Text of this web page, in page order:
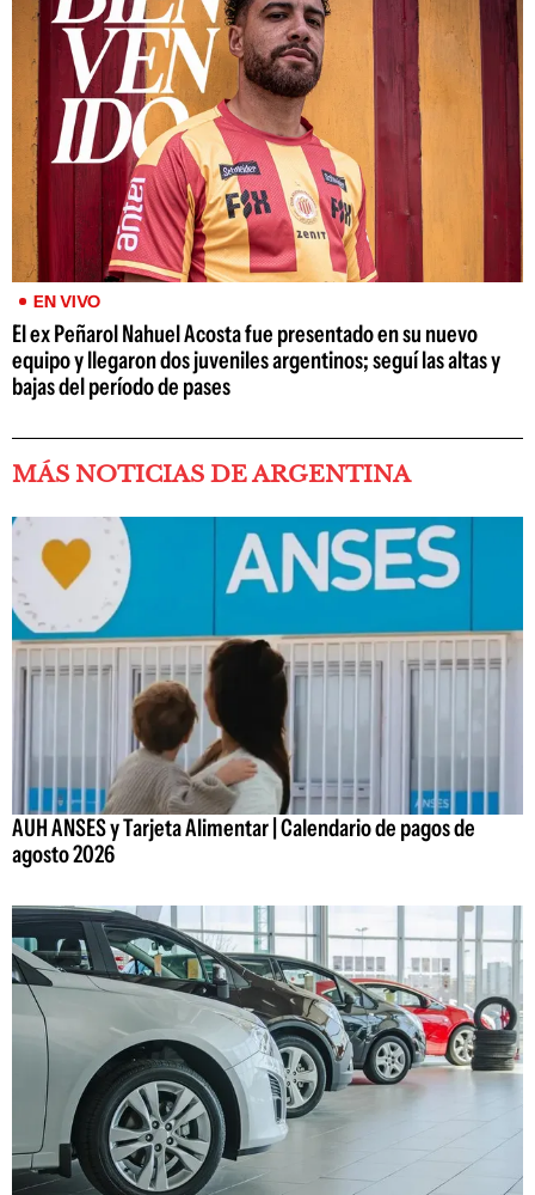
EN VIVO
El ex Peñarol Nahuel Acosta fue presentado en su nuevo
equipo y llegaron dos juveniles argentinos; seguí las altas y
bajas del período de pases
MÁS NOTICIAS DE ARGENTINA
AUH ANSES y Tarjeta Alimentar | Calendario de pagos de
agosto 2026